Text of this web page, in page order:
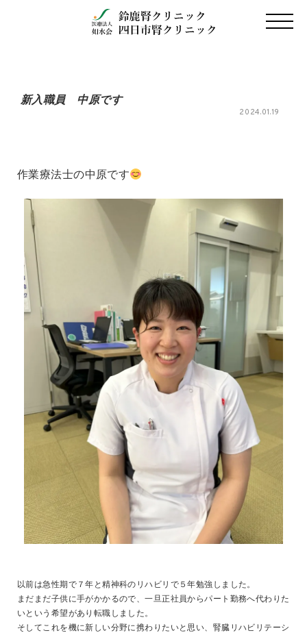
新入職員 中原です
2024.01.19
作業療法士の中原です
以前は急性期で７年と精神科のリハビリで５年勉強しました。
まだまだ子供に手がかかるので、一旦正社員からパート勤務へ代わりた
いという希望があり転職しました。
そしてこれを機に新しい分野に携わりたいと思い、腎臓リハビリテーシ